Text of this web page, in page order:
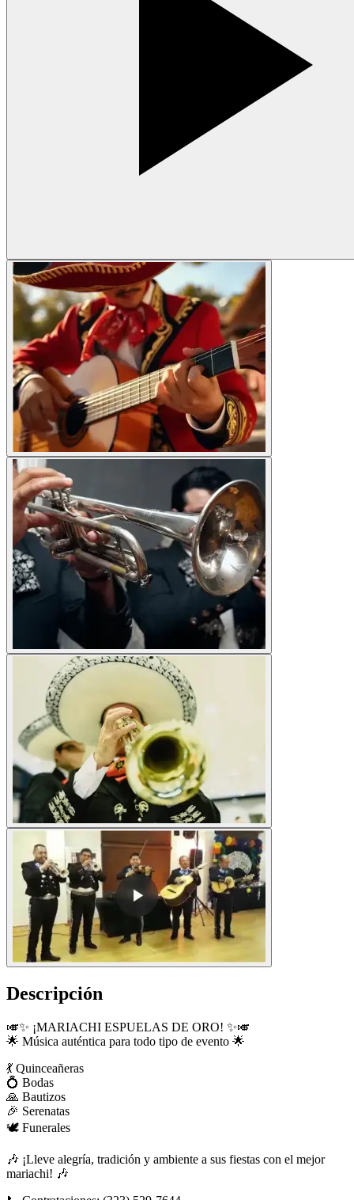
Descripción
🎺✨ ¡MARIACHI ESPUELAS DE ORO! ✨🎺
🌟 Música auténtica para todo tipo de evento 🌟
💃 Quinceañeras
💍 Bodas
🙏 Bautizos
🎉 Serenatas
🕊️ Funerales
🎶 ¡Lleve alegría, tradición y ambiente a sus fiestas con el mejor
mariachi! 🎶